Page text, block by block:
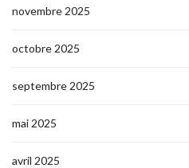
novembre 2025
octobre 2025
septembre 2025
mai 2025
avril 2025